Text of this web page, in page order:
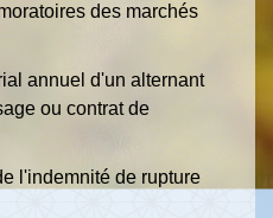
des marchés
annuel d'un alternant
ou contrat de
l'indemnité de rupture